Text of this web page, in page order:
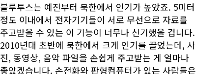
블루투스는 예전부터 북한에서 인기가 높았죠. 5미터
정도 이내에서 전자기기들이 서로 무선으로 자료를
주고받을 수 있는 이 기능이 너무나 신기했을 겁니다.
2010년대 초반에 북한에서 크게 인기를 끌었는데, 사
진, 동영상, 음악 파일을 손쉽게 주고받는 게 얼마나
좋았겠습니다. 손전화와 판형컴퓨터가 있는 사람들은